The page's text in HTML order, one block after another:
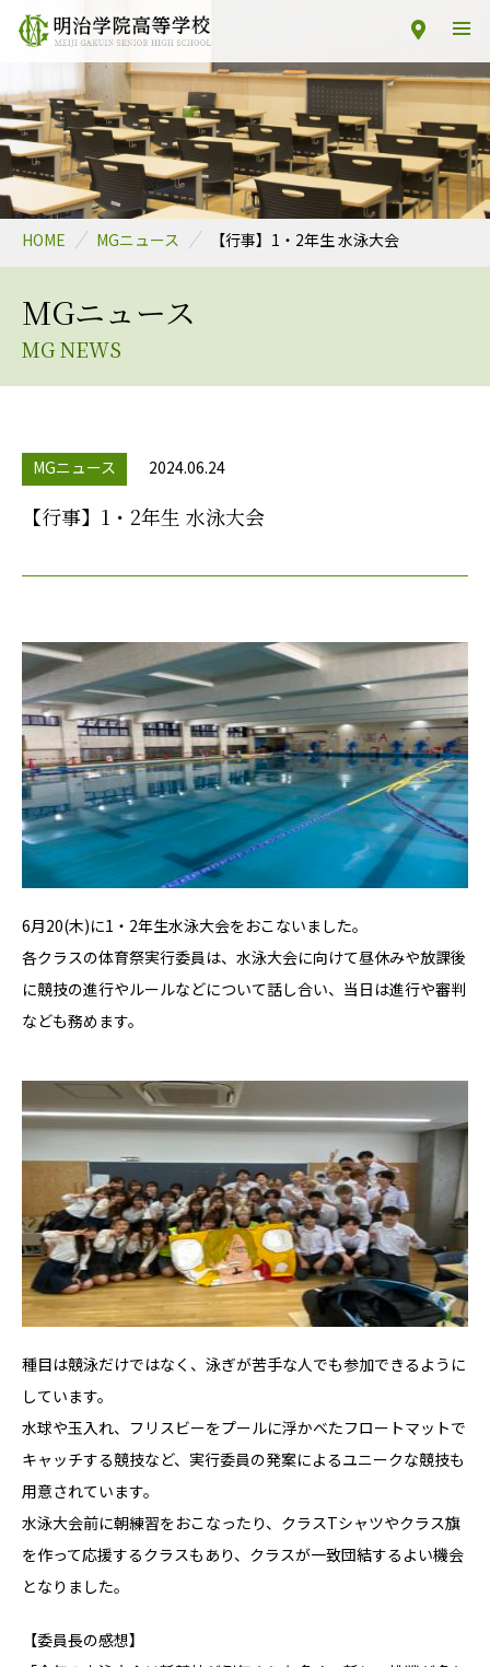
HOME MGニュース 【行事】1・2年生 水泳大会
MGニュース
MG NEWS
MGニュース 2024.06.24
【行事】1・2年生 水泳大会
6月20(木)に1・2年生水泳大会をおこないました。
各クラスの体育祭実行委員は、水泳大会に向けて昼休みや放課後
に競技の進行やルールなどについて話し合い、当日は進行や審判
なども務めます。
種目は競泳だけではなく、泳ぎが苦手な人でも参加できるように
しています。
水球や玉入れ、フリスビーをプールに浮かべたフロートマットで
キャッチする競技など、実行委員の発案によるユニークな競技も
用意されています。
水泳大会前に朝練習をおこなったり、クラスTシャツやクラス旗
を作って応援するクラスもあり、クラスが一致団結するよい機会
となりました。
【委員長の感想】